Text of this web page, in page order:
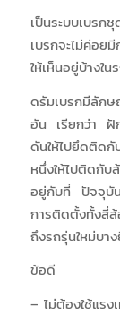
เป็นระบบเบร
เบรกจะไม่ค่อย
ให้เห็นอยู่บ้างใน
ดรัมเบรกมีลัก
อัน เรียกว่า ฝั
ดันให้ไปยึดติด
หนึ่งให้ไปติดกับ
อยู่กับที่ ปัจจุบั
การติดตั้งทั้งสี่
ถึงรถรุ่นใหม่บ
ข้อดี
– ไม่ต้องใช้แรง